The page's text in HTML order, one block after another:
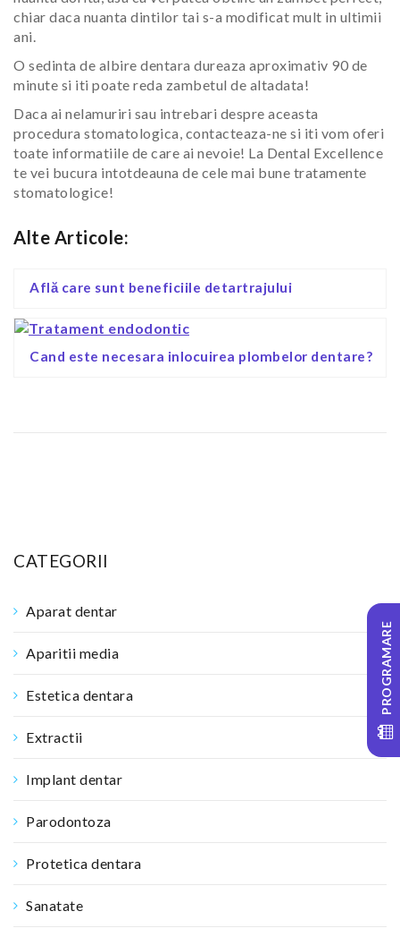
chiar daca nuanta dintilor tai s-a modificat mult in ultimii
ani.
O sedinta de albire dentara dureaza aproximativ 90 de
minute si iti poate reda zambetul de altadata!
Daca ai nelamuriri sau intrebari despre aceasta
procedura stomatologica, contacteaza-ne si iti vom oferi
toate informatiile de care ai nevoie! La Dental Excellence
te vei bucura intotdeauna de cele mai bune tratamente
stomatologice!
Alte Articole:
Află care sunt beneficiile detartrajului
Cand este necesara inlocuirea plombelor dentare?
CATEGORII
Aparat dentar
Aparitii media
Estetica dentara
Extractii
Implant dentar
Parodontoza
Protetica dentara
Sanatate
PROGRAMARE